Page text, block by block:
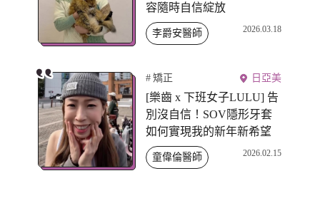
容隨時自信綻放
李爵安醫師 2026.03.18
矯正 日亞美
[樂齒 x 下班女子LULU] 告
別沒自信！SOV隱形牙套
如何實現我的新年新希望
童偉倫醫師 2026.02.15